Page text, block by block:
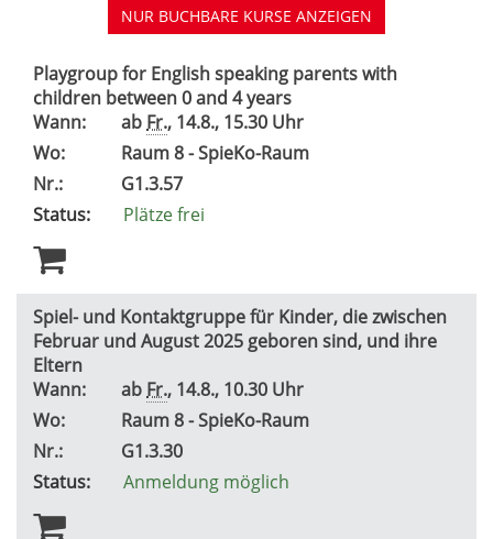
NUR BUCHBARE KURSE ANZEIGEN
Playgroup for English speaking parents with
children between 0 and 4 years
Wann:
ab Fr., 14.8., 15.30 Uhr
Wo:
Raum 8 - SpieKo-Raum
Nr.:
G1.3.57
Status:
Plätze frei
Spiel- und Kontaktgruppe für Kinder, die zwischen
Februar und August 2025 geboren sind, und ihre
Eltern
Wann:
ab Fr., 14.8., 10.30 Uhr
Wo:
Raum 8 - SpieKo-Raum
Nr.:
G1.3.30
Status:
Anmeldung möglich